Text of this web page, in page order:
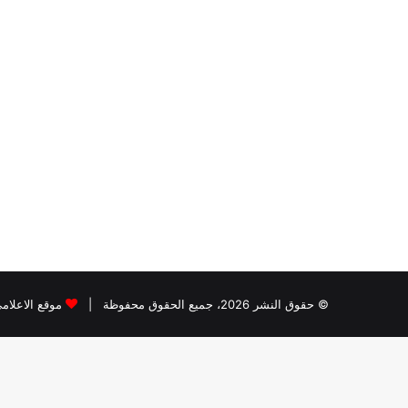
© حقوق النشر 2026، جميع الحقوق محفوظة | موقع